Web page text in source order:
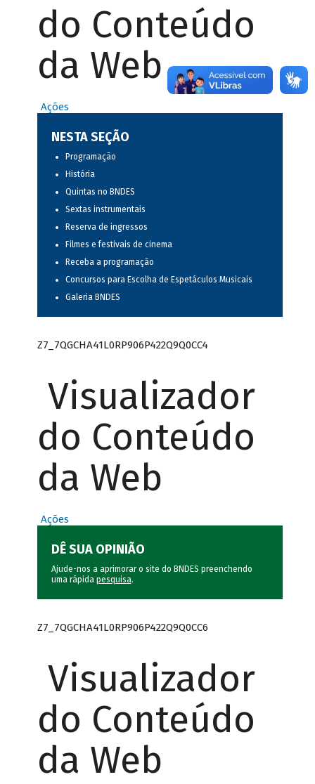
do Conteúdo
da Web
Ações
NESTA SEÇÃO
Programação
História
Quintas no BNDES
Sextas instrumentais
Reserva de ingressos
Filmes e festivais de cinema
Receba a programação
Concursos para Escolha de Espetáculos Musicais
Galeria BNDES
Z7_7QGCHA41L0RP906P422Q9Q0CC4
Visualizador
do Conteúdo
da Web
Ações
DÊ SUA OPINIÃO
Ajude-nos a aprimorar o site do BNDES preenchendo
uma rápida pesquisa.
Z7_7QGCHA41L0RP906P422Q9Q0CC6
Visualizador
do Conteúdo
da Web